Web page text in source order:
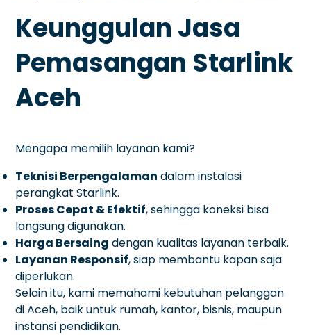
Keunggulan Jasa
Pemasangan Starlink
Aceh
Mengapa memilih layanan kami?
Teknisi Berpengalaman dalam instalasi
perangkat Starlink.
Proses Cepat & Efektif, sehingga koneksi bisa
langsung digunakan.
Harga Bersaing dengan kualitas layanan terbaik.
Layanan Responsif, siap membantu kapan saja
diperlukan.
Selain itu, kami memahami kebutuhan pelanggan
di Aceh, baik untuk rumah, kantor, bisnis, maupun
instansi pendidikan.